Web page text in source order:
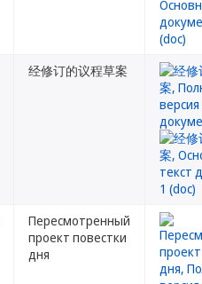
经修订的议程草案
Пересмотренный
проект повестки
дня